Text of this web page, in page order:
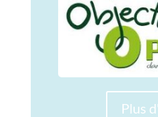
Plus